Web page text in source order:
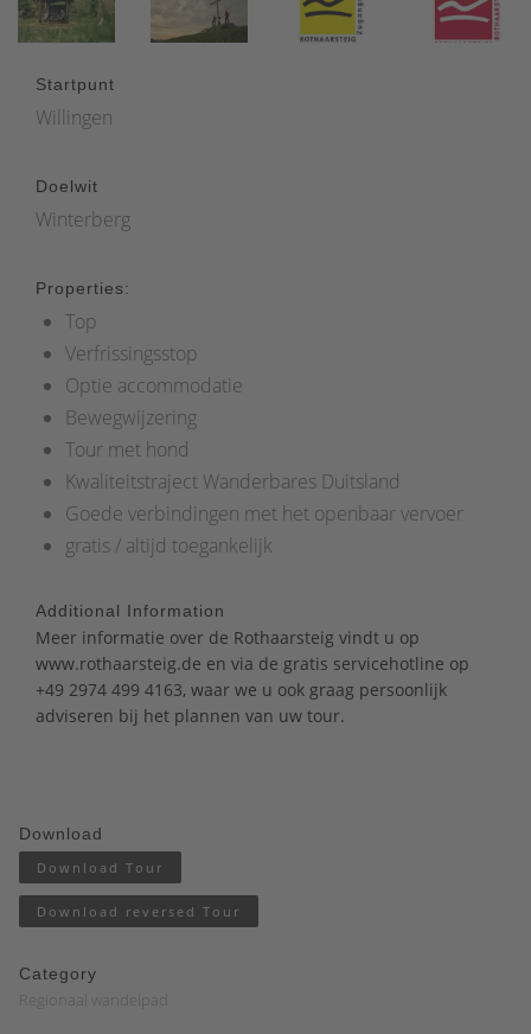
Startpunt
Willingen
Doelwit
Winterberg
Properties:
Top
Verfrissingsstop
Optie accommodatie
Bewegwijzering
Tour met hond
Kwaliteitstraject Wanderbares Duitsland
Goede verbindingen met het openbaar vervoer
gratis / altijd toegankelijk
Additional Information
Meer informatie over de Rothaarsteig vindt u op
www.rothaarsteig.de en via de gratis servicehotline op
+49 2974 499 4163, waar we u ook graag persoonlijk
adviseren bij het plannen van uw tour.
Download
Download Tour
Download reversed Tour
Category
Regionaal wandelpad